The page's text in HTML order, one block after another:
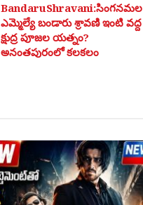
BandaruShravani:సింగనమల
ఎమ్మెల్యే బండారు శ్రావణి ఇంటి వద్ద
క్షుద్ర పూజల యత్నం?
అనంతపురంలో కలకలం